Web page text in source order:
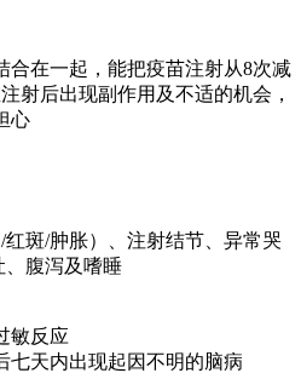
合在一起，能把疫苗注射从8次减
射后出现副作用及不适的机会，
心
斑/肿胀）、注射结节、异常哭
、腹泻及嗜睡
敏反应
七天内出现起因不明的脑病